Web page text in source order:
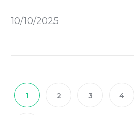
10/10/2025
1 2 3 4